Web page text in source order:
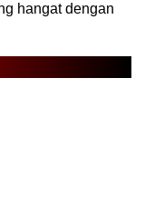
hangat dengan